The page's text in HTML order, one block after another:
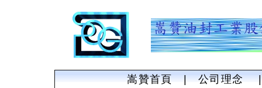
嵩贊首頁 |公司理念